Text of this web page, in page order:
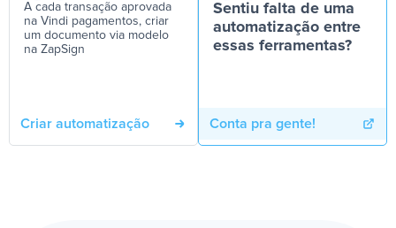
A cada transação aprovada
na Vindi pagamentos, criar
um documento via modelo
na ZapSign
Criar automatização
Sentiu falta de uma
automatização entre
essas ferramentas?
Conta pra gente!